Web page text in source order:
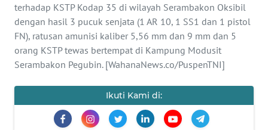
terhadap KSTP Kodap 35 di wilayah Serambakon Oksibil
dengan hasil 3 pucuk senjata (1 AR 10, 1 SS1 dan 1 pistol
FN), ratusan amunisi kaliber 5,56 mm dan 9 mm dan 5
orang KSTP tewas bertempat di Kampung Modusit
Serambakon Pegubin. [WahanaNews.co/PuspenTNI]
Ikuti Kami di:
OPINI
EDITORIAL
Informasi